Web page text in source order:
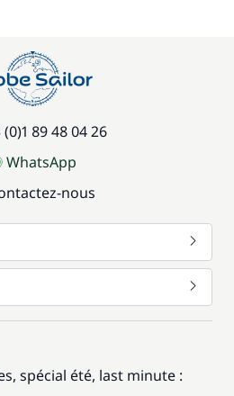
(0)1 89 48 04 26
WhatsApp
nous
spécial été, last minute :